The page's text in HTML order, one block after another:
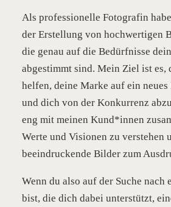
Als professionelle Fotografin
der Erstellung von hochwertigen
die genau auf die Bedürfnisse
abgestimmt sind. Mein Ziel ist es,
helfen, deine Marke auf ein
und dich von der Konkurrenz
eng mit meinen Kund*innen
Werte und Visionen zu verstehen
beeindruckende Bilder zum
Wenn du also auf der Suche nach
bist, die dich dabei unterstützt,